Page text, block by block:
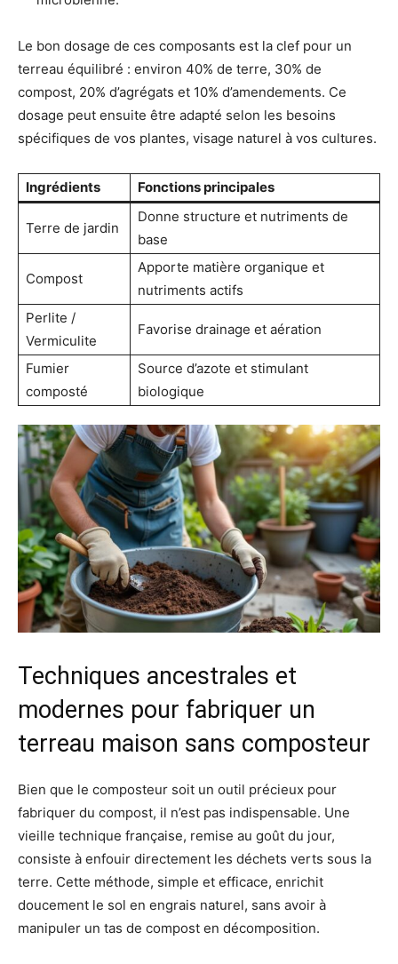
Le bon dosage de ces composants est la clef pour un
terreau équilibré : environ 40% de terre, 30% de
compost, 20% d’agrégats et 10% d’amendements. Ce
dosage peut ensuite être adapté selon les besoins
spécifiques de vos plantes, visage naturel à vos cultures.
Ingrédients Fonctions principales
Terre de jardin
Donne structure et nutriments de
base
Compost
Apporte matière organique et
nutriments actifs
Perlite /
Vermiculite
Favorise drainage et aération
Fumier
composté
Source d’azote et stimulant
biologique
Techniques ancestrales et
modernes pour fabriquer un
terreau maison sans composteur
Bien que le composteur soit un outil précieux pour
fabriquer du compost, il n’est pas indispensable. Une
vieille technique française, remise au goût du jour,
consiste à enfouir directement les déchets verts sous la
terre. Cette méthode, simple et efficace, enrichit
doucement le sol en engrais naturel, sans avoir à
manipuler un tas de compost en décomposition.